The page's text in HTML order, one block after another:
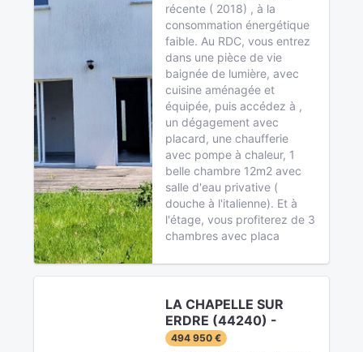
récente ( 2018) , à la
consommation énergétique
faible. Au RDC, vous entrez
dans une pièce de vie
baignée de lumière, avec
cuisine aménagée et
équipée, puis accédez à ,
un dégagement avec
placard, une chaufferie
avec pompe à chaleur, 1
belle chambre 12m2 avec
salle d'eau privative (
douche à l'italienne). Et à
l'étage, vous profiterez de 3
chambres avec placa
LA CHAPELLE SUR
ERDRE (44240) -
494 950 €